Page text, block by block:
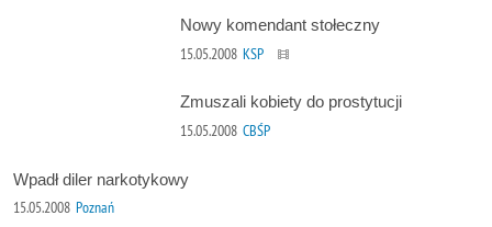
Nowy komendant stołeczny
15.05.2008 KSP
Zmuszali kobiety do prostytucji
15.05.2008 CBŚP
Wpadł diler narkotykowy
15.05.2008 Poznań